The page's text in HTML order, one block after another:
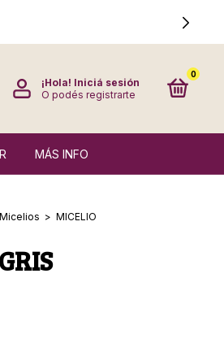
¡Hola! Iniciá sesión
O podés registrarte
0
MÁS INFO
Micelios > MICELIO